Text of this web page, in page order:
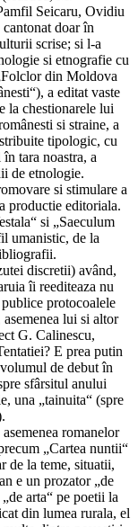
Seicaru, Ovidiu
doar în
scrise; si l-a
si etnografie cu
din Moldova
a editat vaste
la chestionarele lui
si straine, a
tipologic, cu
tara noastra, a
de etnologie.
si stimulare a
productie editoriala.
si „Saeculum
umanistic, de la
discretii) având,
îi reediteaza nu
protocoalele
lui si altor
G. Calinescu,
E prea putin
de debut în
sfârsitul anului
una „tainuita“ (spre
romanelor
„Cartea nuntii“
de la teme, situatii,
e un prozator „de
arta“ pe poetii la
din lumea rurala, el